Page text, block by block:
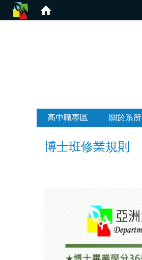
高中職專區 關於系所
博士班修業規則